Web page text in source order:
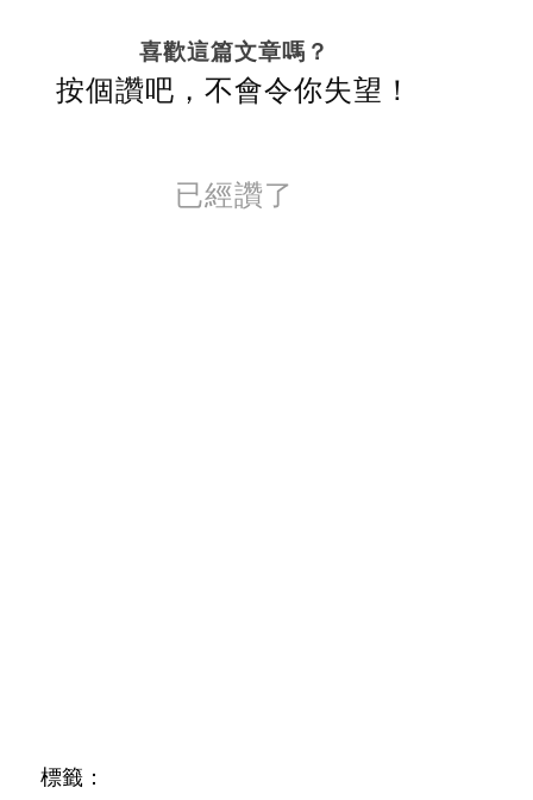
喜歡這篇文章嗎？
按個讚吧，不會令你失望！
已經讚了
標籤：